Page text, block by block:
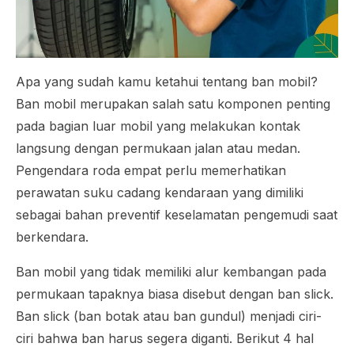
Apa yang sudah kamu ketahui tentang ban mobil?
Ban mobil merupakan salah satu komponen penting
pada bagian luar mobil yang melakukan kontak
langsung dengan permukaan jalan atau medan.
Pengendara roda empat perlu memerhatikan
perawatan suku cadang kendaraan yang dimiliki
sebagai bahan preventif keselamatan pengemudi saat
berkendara.
Ban mobil yang tidak memiliki alur kembangan pada
permukaan tapaknya biasa disebut dengan ban slick.
Ban slick (ban botak atau ban gundul) menjadi ciri-
ciri bahwa ban harus segera diganti. Berikut 4 hal